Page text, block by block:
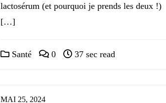
lactosérum (et pourquoi je prends les deux !)
[…]
Santé 0 37 sec read
MAI 25, 2024